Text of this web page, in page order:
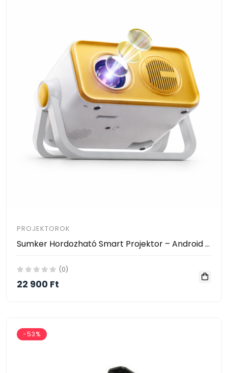
PROJEKTOROK
Sumker Hordozható Smart Projektor – Android 11 (KL25-714)
(0)
22 900 Ft
-53%